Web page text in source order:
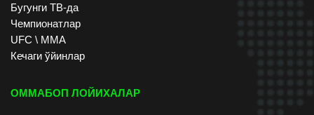
Бугунги ТВ-да
Чемпионатлар
UFC \ ММА
Кечаги ўйинлар
ОММАБОП ЛОЙИХАЛАР